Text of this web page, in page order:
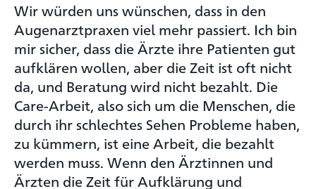
Wir würden uns wünschen, dass in den
Augenarztpraxen viel mehr passiert. Ich bin
mir sicher, dass die Ärzte ihre Patienten gut
aufklären wollen, aber die Zeit ist oft nicht
da, und Beratung wird nicht bezahlt. Die
Care-Arbeit, also sich um die Menschen, die
durch ihr schlechtes Sehen Probleme haben,
zu kümmern, ist eine Arbeit, die bezahlt
werden muss. Wenn den Ärztinnen und
Ärzten die Zeit für Aufklärung und